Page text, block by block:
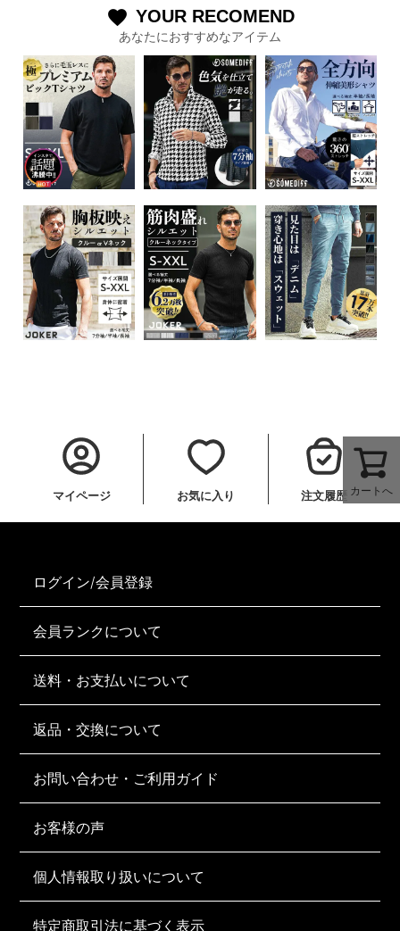
カートへ
favorite YOUR RECOMEND
あなたにおすすめなアイテム
マイページ お気に入り 注文履歴
ログイン/会員登録
会員ランクについて
送料・お支払いについて
返品・交換について
お問い合わせ・ご利用ガイド
お客様の声
個人情報取り扱いについて
特定商取引法に基づく表示